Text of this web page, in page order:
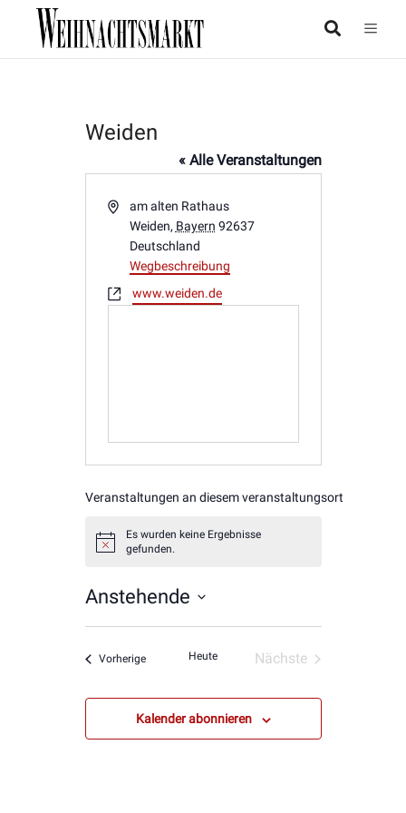
Weiden
« Alle Veranstaltungen
Adresseam alten Rathaus
Weiden, Bayern 92637
Deutschland
Wegbeschreibung
Webseitewww.weiden.de
Veranstaltungen an diesem veranstaltungsort
Hinweis
Es wurden keine Ergebnisse
gefunden.
Anstehende
Datum
VorherigeVeranstaltungen
Heute
Nächste
Kalender abonnieren